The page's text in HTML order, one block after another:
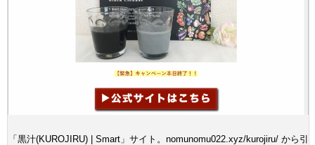
「黒汁(KUROJIRU) | Smart」サイト。nomunomu022.xyz/kurojiru/ から引